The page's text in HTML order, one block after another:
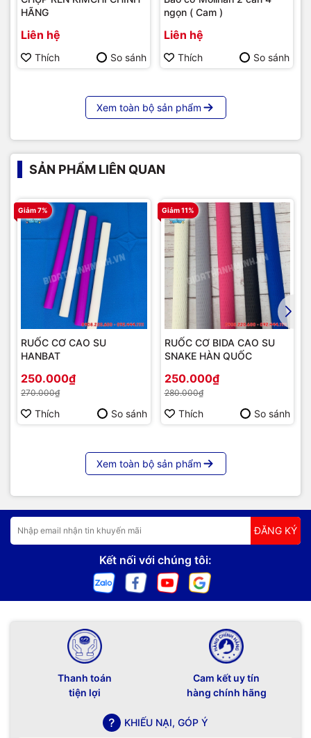
HÃNG
Liên hệ
Thích So sánh
ngọn ( Cam )
Liên hệ
Thích So sánh
Xem toàn bộ sản phẩm
SẢN PHẨM LIÊN QUAN
Giảm 7%
RUỐC CƠ CAO SU
HANBAT
250.000₫
270.000₫
Thích So sánh
Giảm 11%
RUỐC CƠ BIDA CAO SU
SNAKE HÀN QUỐC
250.000₫
280.000₫
Thích So sánh
Xem toàn bộ sản phẩm
ĐĂNG KÝ
Kết nối với chúng tôi:
Thanh toán
tiện lợi
Cam kết uy tín
hàng chính hãng
KHIẾU NẠI, GÓP Ý